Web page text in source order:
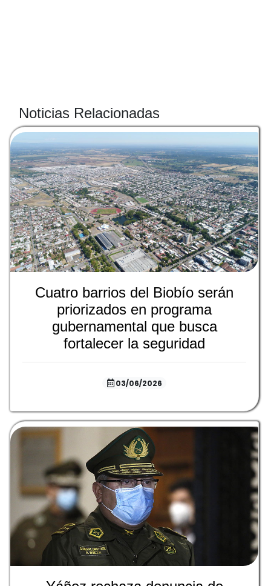
Noticias Relacionadas
Cuatro barrios del Biobío serán
priorizados en programa
gubernamental que busca
fortalecer la seguridad
03/06/2026